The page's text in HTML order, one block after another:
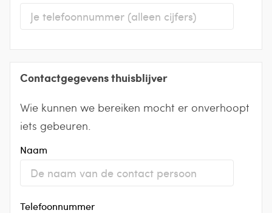
Contactgegevens thuisblijver
Wie kunnen we bereiken mocht er onverhoopt
iets gebeuren.
Naam
Telefoonnummer